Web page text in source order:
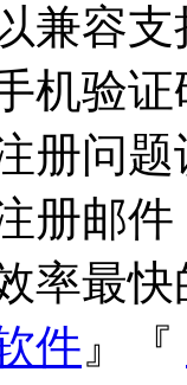
兼容支
机验
册问
册邮
率最
件 』『